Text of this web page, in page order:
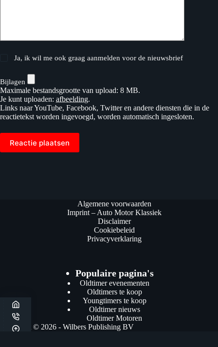
Ja, ik wil me ook graag aanmelden voor de nieuwsbrief
Bijlagen
Maximale bestandsgrootte van upload: 8 MB.
Je kunt uploaden: afbeelding.
Links naar YouTube, Facebook, Twitter en andere diensten die in de
reactietekst worden ingevoegd, worden automatisch ingesloten.
Reactie plaatsen
Algemene voorwaarden
Imprint – Auto Motor Klassiek
Disclaimer
Cookiebeleid
Privacyverklaring
Populaire pagina's
Oldtimer evenementen
Oldtimers te koop
Youngtimers te koop
Oldtimer nieuws
Oldtimer Motoren
Copyright © 2026 - Wilbers Publishing BV